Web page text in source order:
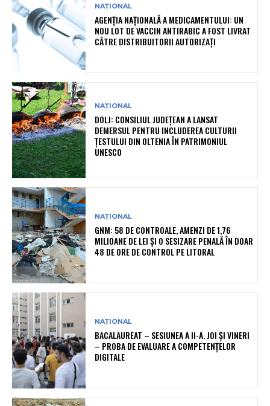
NAȚIONAL
AGENȚIA NAȚIONALĂ A MEDICAMENTULUI: UN
NOU LOT DE VACCIN ANTIRABIC A FOST LIVRAT
CĂTRE DISTRIBUITORII AUTORIZAȚI
NAȚIONAL
DOLJ: CONSILIUL JUDEȚEAN A LANSAT
DEMERSUL PENTRU INCLUDEREA CULTURII
ȚESTULUI DIN OLTENIA ÎN PATRIMONIUL
UNESCO
NAȚIONAL
GNM: 58 DE CONTROALE, AMENZI DE 1,76
MILIOANE DE LEI ȘI O SESIZARE PENALĂ ÎN DOAR
48 DE ORE DE CONTROL PE LITORAL
NAȚIONAL
BACALAUREAT – SESIUNEA A II-A. JOI ȘI VINERI
– PROBA DE EVALUARE A COMPETENȚELOR
DIGITALE